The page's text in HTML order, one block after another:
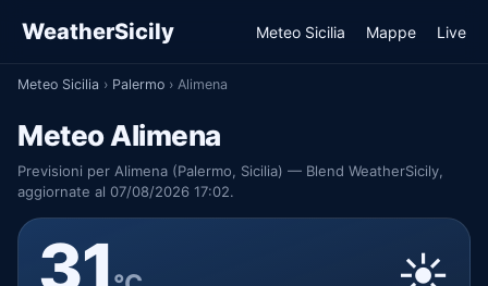
WeatherSicily Meteo Sicilia Mappe Live
Meteo Sicilia › Palermo › Alimena
Meteo Alimena
Previsioni per Alimena (Palermo, Sicilia) — Blend WeatherSicily,
aggiornate al 07/08/2026 17:02.
31